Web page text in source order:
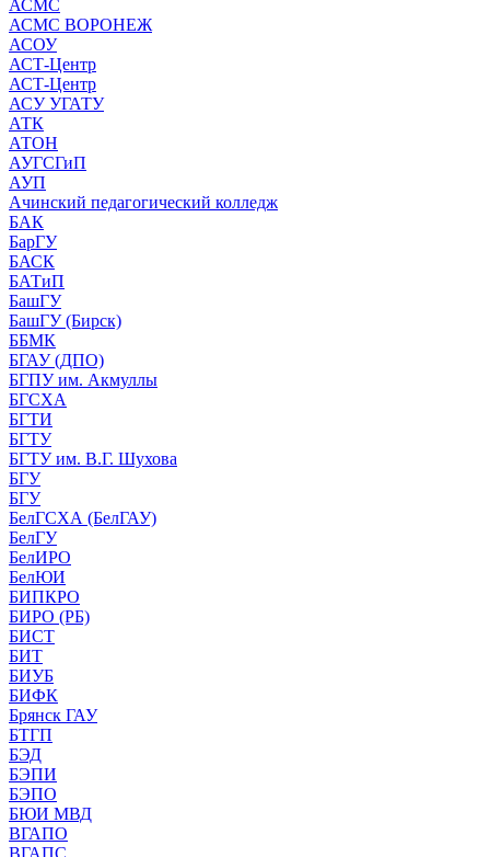
АСМС
АСМС ВОРОНЕЖ
АСОУ
АСТ-Центр
АСТ-Центр
АСУ УГАТУ
АТК
АТОН
АУГСГиП
АУП
Ачинский педагогический колледж
БАК
БарГУ
БАСК
БАТиП
БашГУ
БашГУ (Бирск)
ББМК
БГАУ (ДПО)
БГПУ им. Акмуллы
БГСХА
БГТИ
БГТУ
БГТУ им. В.Г. Шухова
БГУ
БГУ
БелГСХА (БелГАУ)
БелГУ
БелИРО
БелЮИ
БИПКРО
БИРО (РБ)
БИСТ
БИТ
БИУБ
БИФК
Брянск ГАУ
БТГП
БЭД
БЭПИ
БЭПО
БЮИ МВД
ВГАПО
ВГАПС